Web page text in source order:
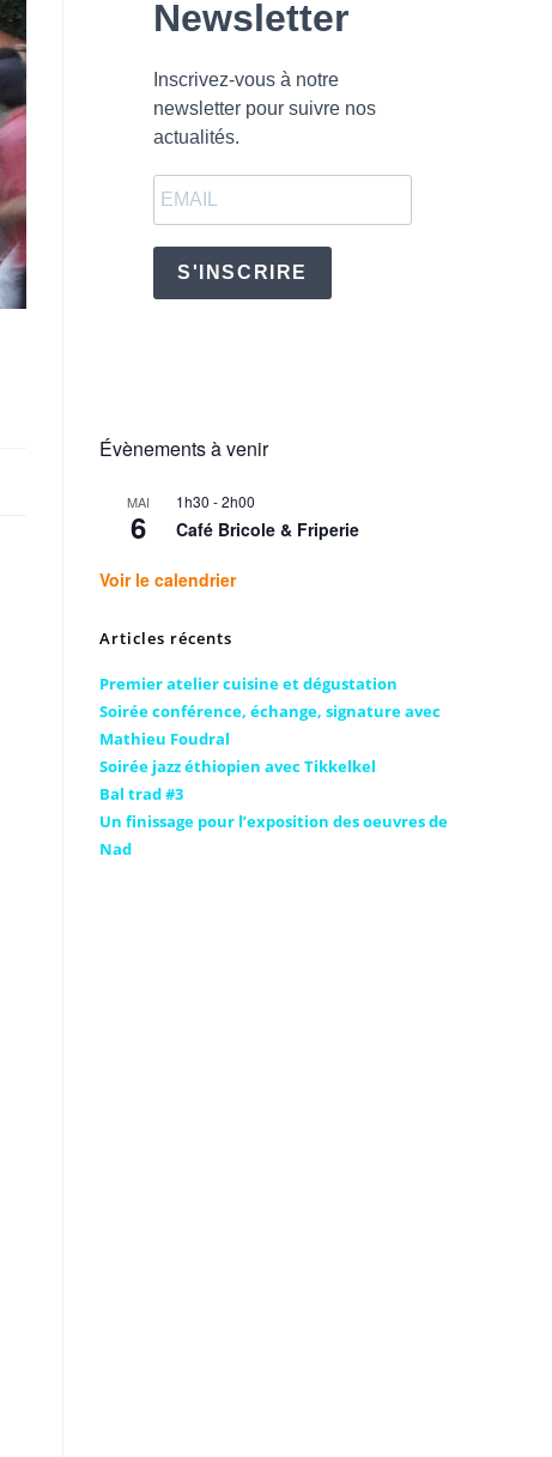
Newsletter
Inscrivez-vous à notre
newsletter pour suivre nos
actualités.
S'INSCRIRE
Évènements à venir
MAI
6
1h30 -2h00
Café Bricole & Friperie
Voir le calendrier
Articles récents
Premier atelier cuisine et dégustation
Soirée conférence, échange, signature avec
Mathieu Foudral
Soirée jazz éthiopien avec Tikkelkel
Bal trad #3
Un finissage pour l’exposition des oeuvres de
Nad